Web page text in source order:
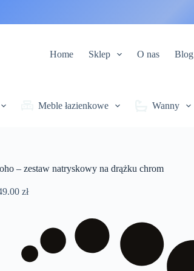
Home Sklep O nas Blog
Meble łazienkowe Wanny
– zestaw natryskowy na drążku chrom
zł